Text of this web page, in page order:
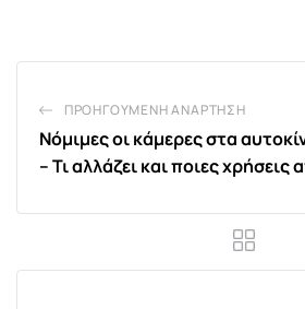
ΠΡΟΗΓΟΎΜΕΝΗ ΑΝΆΡΤΗΣΗ
Νόμιμες οι κάμερες στα
– Τι αλλάζει και ποιες